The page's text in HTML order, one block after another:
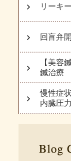
リーキ
回盲弁
【美容
鍼治療
慢性症
内臓圧